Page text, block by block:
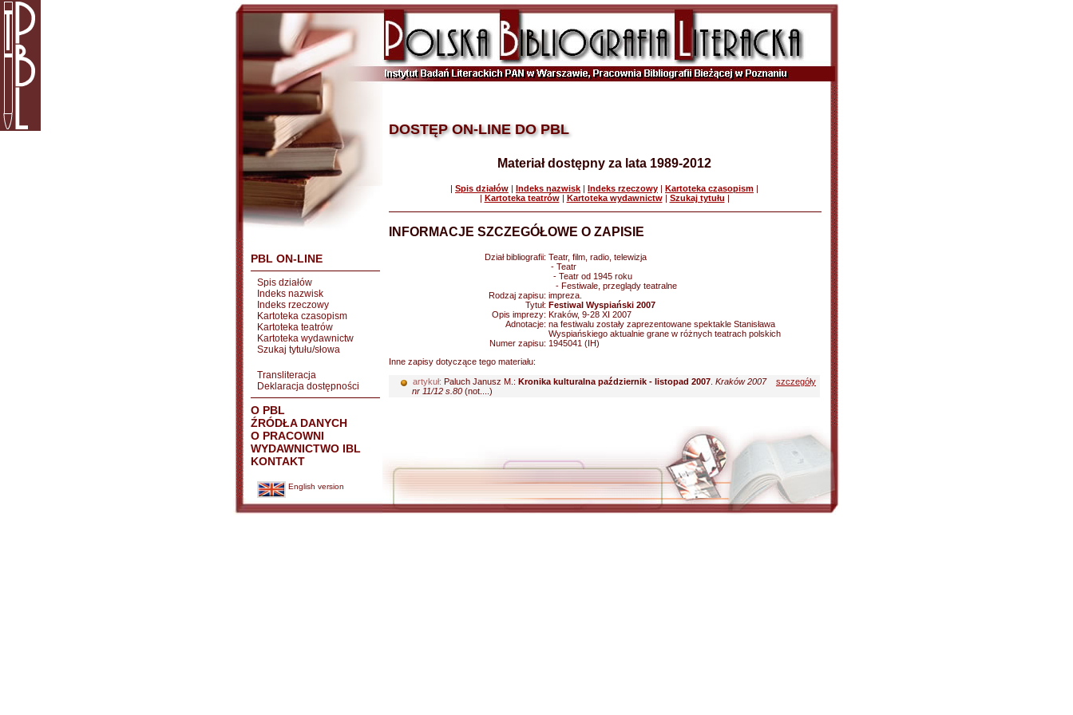
PBL ON-LINE
Spis działów
Indeks nazwisk
Indeks rzeczowy
Kartoteka czasopism
Kartoteka teatrów
Kartoteka wydawnictw
Szukaj tytułu/słowa
Transliteracja
Deklaracja dostępności
O PBL
ŹRÓDŁA DANYCH
O PRACOWNI
WYDAWNICTWO IBL
KONTAKT
English version
DOSTĘP ON-LINE DO PBL
Materiał dostępny za lata 1989-2012
| Spis działów | Indeks nazwisk | Indeks rzeczowy | Kartoteka czasopism |
| Kartoteka teatrów| Kartoteka wydawnictw| Szukaj tytułu |
INFORMACJE SZCZEGÓŁOWE O ZAPISIE
Dział bibliografii: Teatr, film, radio, telewizja
- Teatr
- Teatr od 1945 roku
- Festiwale, przeglądy teatralne
Rodzaj zapisu: impreza.
Tytuł: Festiwal Wyspiański 2007
Opis imprezy: Kraków, 9-28 XI 2007
Adnotacje: na festiwalu zostały zaprezentowane spektakle Stanisława
Wyspiańskiego aktualnie grane w różnych teatrach polskich
Numer zapisu: 1945041 (IH)
Inne zapisy dotyczące tego materiału:
artykuł: Paluch Janusz M.: Kronika kulturalna październik - listopad 2007 Kraków 2007
nr 11/12 s.80 (not....)
szczegóły